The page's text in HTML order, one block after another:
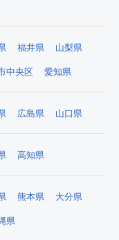
福井県 山梨県
中央区 愛知県
広島県 山口県
高知県
熊本県 大分県
県